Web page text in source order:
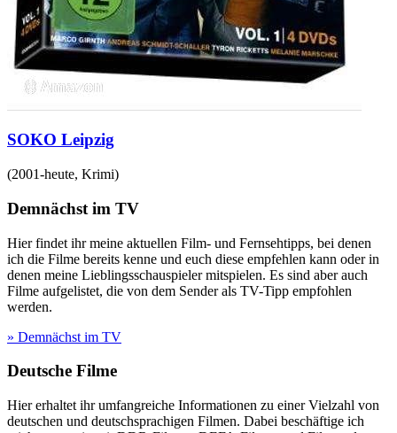
SOKO Leipzig
(2001-heute, Krimi)
Demnächst im TV
Hier findet ihr meine aktuellen Film- und Fernsehtipps, bei denen
ich die Filme bereits kenne und euch diese empfehlen kann oder in
denen meine Lieblingsschauspieler mitspielen. Es sind aber auch
Filme aufgelistet, die von dem Sender als TV-Tipp empfohlen
werden.
» Demnächst im TV
Deutsche Filme
Hier erhaltet ihr umfangreiche Informationen zu einer Vielzahl von
deutschen und deutschsprachigen Filmen. Dabei beschäftige ich